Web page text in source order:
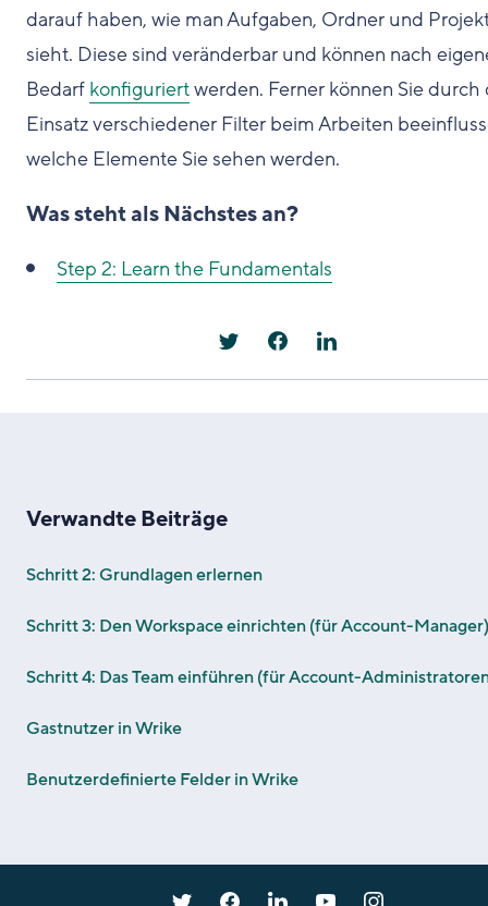
darauf haben, wie man Aufgaben, Ordner und
sieht. Diese sind veränderbar und können nach
Bedarf konfiguriertwerden. Ferner können Sie durch
Einsatz verschiedener Filter beim Arbeiten
welche Elemente Sie sehen werden.
Was steht als Nächstes an?
Step 2: Learn the Fundamentals
Verwandte Beiträge
Schritt 2: Grundlagen erlernen
Schritt 3: Den Workspace einrichten (für Account-Manager)
Schritt 4: Das Team einführen (für Account-
Gastnutzer in Wrike
Benutzerdefinierte Felder in Wrike